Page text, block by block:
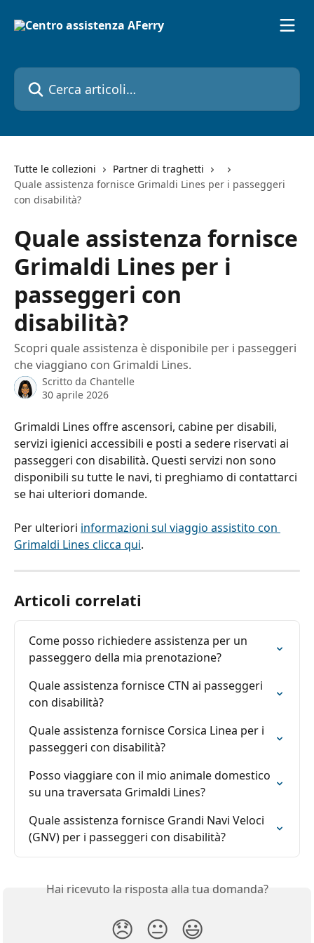
Cerca articoli…
Tutte le collezioni
Partner di traghetti
Quale assistenza fornisce Grimaldi Lines per i passeggeri
con disabilità?
Quale assistenza fornisce
Grimaldi Lines per i
passeggeri con
disabilità?
Scopri quale assistenza è disponibile per i passeggeri
che viaggiano con Grimaldi Lines.
Scritto da Chantelle
30 aprile 2026
Grimaldi Lines offre ascensori, cabine per disabili,
servizi igienici accessibili e posti a sedere riservati ai
passeggeri con disabilità. Questi servizi non sono
disponibili su tutte le navi, ti preghiamo di contattarci
se hai ulteriori domande.
Per ulteriori informazioni sul viaggio assistito con
Grimaldi Lines clicca qui.
Articoli correlati
Come posso richiedere assistenza per un
passeggero della mia prenotazione?
Quale assistenza fornisce CTN ai passeggeri
con disabilità?
Quale assistenza fornisce Corsica Linea per i
passeggeri con disabilità?
Posso viaggiare con il mio animale domestico
su una traversata Grimaldi Lines?
Quale assistenza fornisce Grandi Navi Veloci
(GNV) per i passeggeri con disabilità?
Hai ricevuto la risposta alla tua domanda?
😞 😐 😃